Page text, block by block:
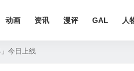
动画 资讯 漫评 GAL 人
今日上线